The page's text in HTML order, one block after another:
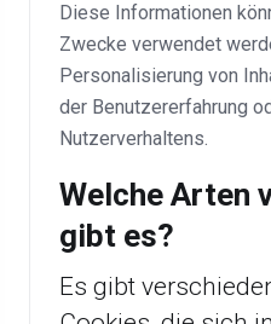
Diese Informationen
Zwecke verwendet
Personalisierung von
der Benutzererfahrung
Nutzerverhaltens.
Welche Arten
gibt es?
Es gibt